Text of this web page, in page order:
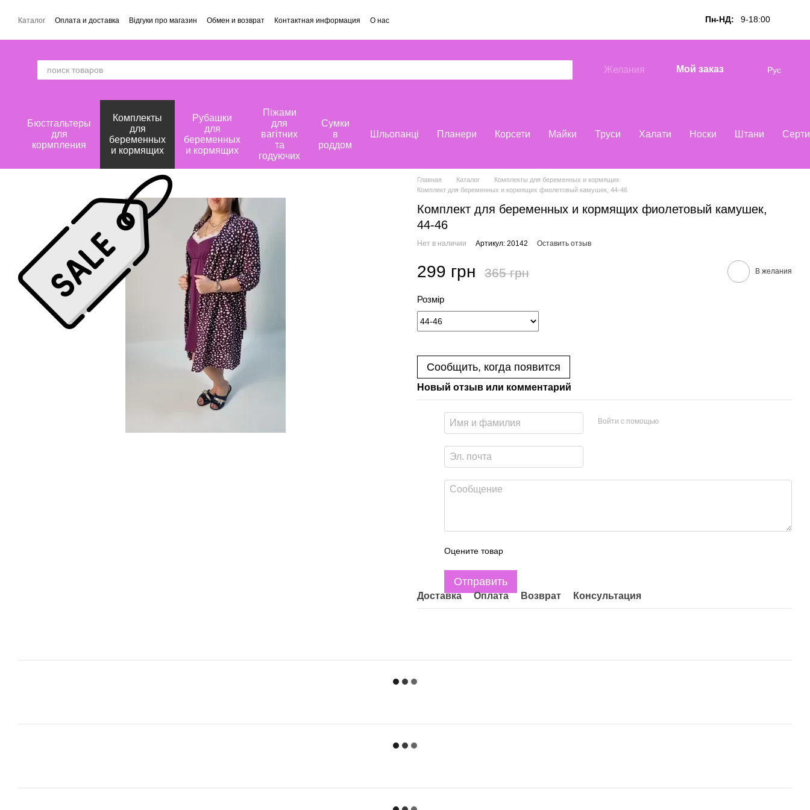
Каталог Оплата и доставка Відгуки про магазин Обмен и возврат Контактная информация О нас Пн-НД: 9-18:00
Желания Мой заказ Рус
Бюстгальтеры
для
кормпления
Комплекты
для
беременных
и кормящих
Рубашки
для
беременных
и кормящих
Піжами
для
вагітних
та
годуючих
Сумки
в
роддом
Шльопанці Планери Корсети Майки Труси Халати Носки Штани
Главная Каталог
Комплекты для беременных и кормящих
Комплект для беременных и кормящих фиолетовый камушек, 44-46
Комплект для беременных и кормящих фиолетовый камушек,
44-46
Нет в наличии Артикул: 20142 Оставить отзыв
299 грн 365 грн В желания
Розмір
Сообщить, когда появится
Новый отзыв или комментарий
Войти с помощью
Оцените товар
Отправить
Доставка Оплата Возврат Консультация